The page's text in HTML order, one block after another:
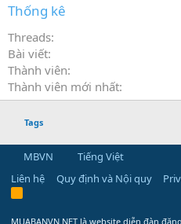
Thống kê
Threads
Bài viết
Thành viên
Thành viên mới nhất
Tags
MBVN
Tiếng Việt
Liên hệ
Quy định và Nội quy
R
MUABANVN.NET là website diễn đàn